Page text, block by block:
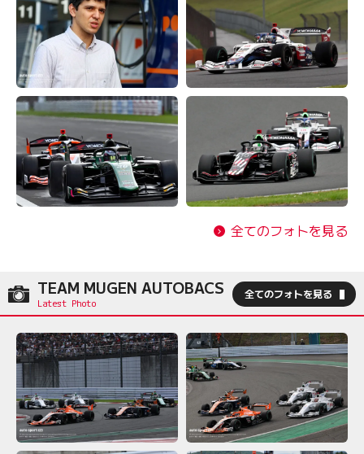
全てのフォトを見る
TEAM MUGEN AUTOBACS 全てのフォトを見る